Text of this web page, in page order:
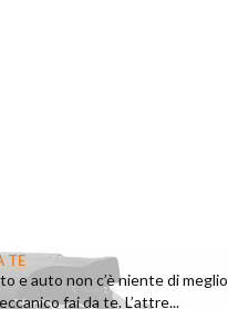
TE
e auto non c’è niente di meglio
fai da te. L’attre...